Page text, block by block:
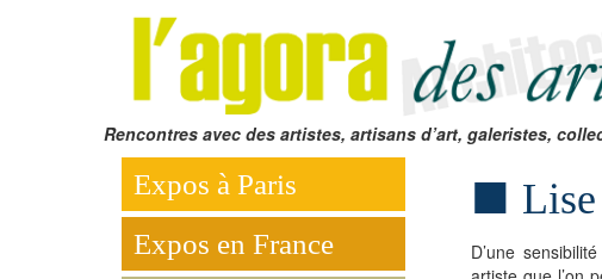
Rencontres avec des artistes, artisans d’art, galeristes,
Expos à Paris
Expos en France
D’une